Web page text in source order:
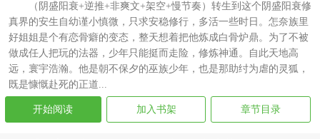
（阴盛阳衰+逆推+非爽文+架空+慢节奏）转生到这个阴盛阳衰修
真界的安生自幼谨小慎微，只求安稳修行，多活一些时日。怎奈族里
好姐姐是个有恋骨癖的变态，整天想着把他炼成白骨炉鼎。为了不被
做成任人把玩的法器，少年只能挺而走险，修炼神通。自此天地高
远，寰宇浩瀚。他是朝不保夕的巫族少年，也是那助纣为虐的灵狐，
既是慷慨赴死的正道...
开始阅读 加入书架 章节目录